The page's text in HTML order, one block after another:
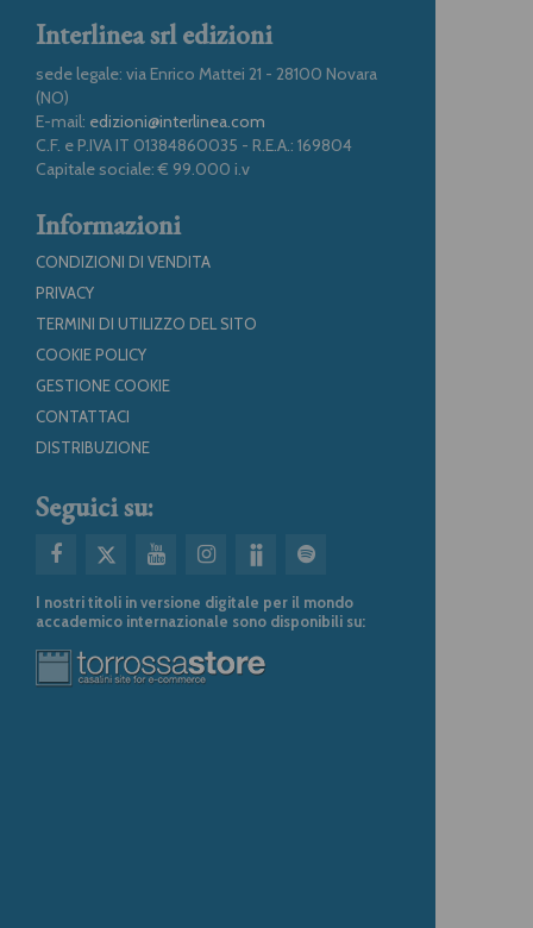
Interlinea srl edizioni
sede legale: via Enrico Mattei 21 - 28100 Novara
(NO)
E-mail: edizioni@interlinea.com
C.F. e P.IVA IT 01384860035 - R.E.A.: 169804
Capitale sociale: € 99.000 i.v
Informazioni
CONDIZIONI DI VENDITA
PRIVACY
TERMINI DI UTILIZZO DEL SITO
COOKIE POLICY
GESTIONE COOKIE
CONTATTACI
DISTRIBUZIONE
Seguici su:
I nostri titoli in versione digitale per il mondo
accademico internazionale sono disponibili su: